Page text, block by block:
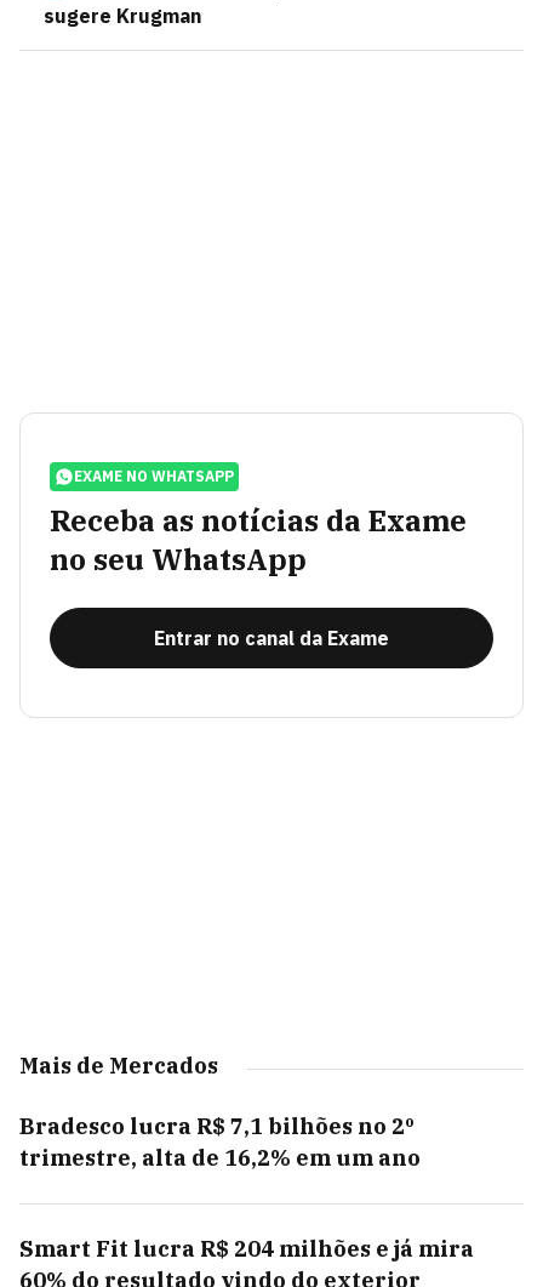
sugere Krugman
EXAME NO WHATSAPP
Receba as notícias da Exame
no seu WhatsApp
Entrar no canal da Exame
Mais de Mercados
Bradesco lucra R$ 7,1 bilhões no 2º
trimestre, alta de 16,2% em um ano
Smart Fit lucra R$ 204 milhões e já mira
60% do resultado vindo do exterior